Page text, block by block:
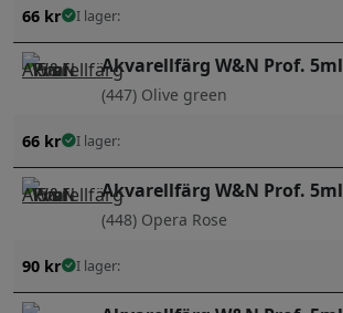
66 kr I lager:
Akvarellfärg W&N Prof. 5ml
(447) Olive green
66 kr I lager:
Akvarellfärg W&N Prof. 5ml
(448) Opera Rose
90 kr I lager: